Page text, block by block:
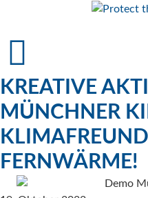
KREATIVE
MÜNCHNER
FERNWÄRME!